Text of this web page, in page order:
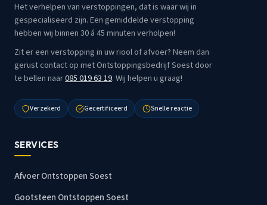
Het verhelpen van verstoppingen, dat is waar wij in
gespecialiseerd zijn. Een gemiddelde verstopping
hebben wij binnen 30 á 45 minuten verholpen!
Zit er een verstopping in uw riool of afvoer? Neem dan
gerust contact op met Ontstoppingsbedrijf Soest door
te bellen naar085 019 63 19. Wij helpen u graag!
Verzekerd Gecertificeerd Snelle reactie
SERVICES
Afvoer Ontstoppen Soest
Gootsteen Ontstoppen Soest